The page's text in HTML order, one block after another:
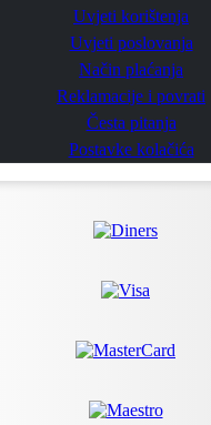
Uvjeti korištenja
Uvjeti poslovanja
Način plaćanja
Reklamacije i povrati
Česta pitanja
Postavke kolačića